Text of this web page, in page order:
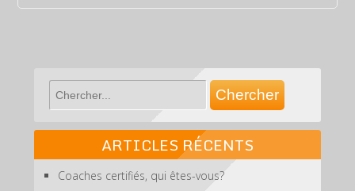
ARTICLES RÉCENTS
Coaches certifiés, qui êtes-vous?